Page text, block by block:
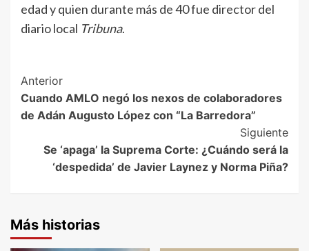
edad y quien durante más de 40 fue director del
diario local Tribuna.
Post
Navigation
Anterior
Cuando AMLO negó los nexos de colaboradores
de Adán Augusto López con “La Barredora”
Siguiente
Se ‘apaga’ la Suprema Corte: ¿Cuándo será la
‘despedida’ de Javier Laynez y Norma Piña?
Más historias